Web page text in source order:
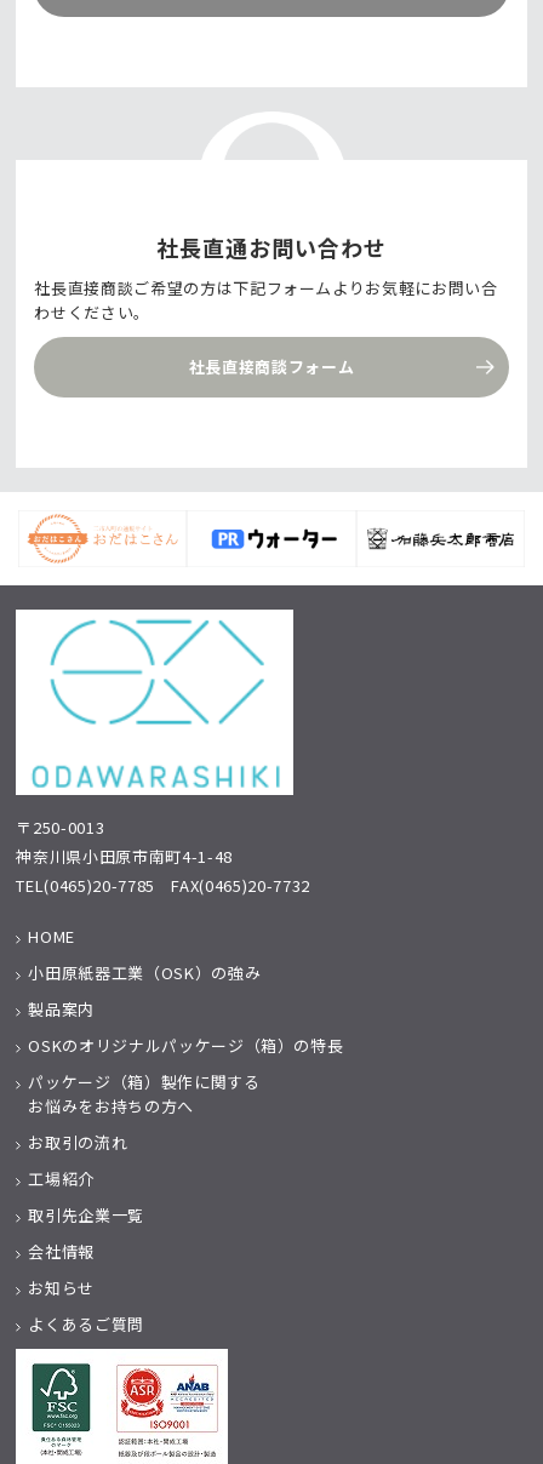
社長直通お問い合わせ
社長直接商談ご希望の方は下記フォームよりお気軽にお問い合
わせください。
社長直接商談フォーム
〒250-0013
神奈川県小田原市南町4-1-48
TEL(0465)20-7785 FAX(0465)20-7732
HOME
小田原紙器工業（OSK）の強み
製品案内
OSKのオリジナルパッケージ（箱）の特長
パッケージ（箱）製作に関する
お悩みをお持ちの方へ
お取引の流れ
工場紹介
取引先企業一覧
会社情報
お知らせ
よくあるご質問